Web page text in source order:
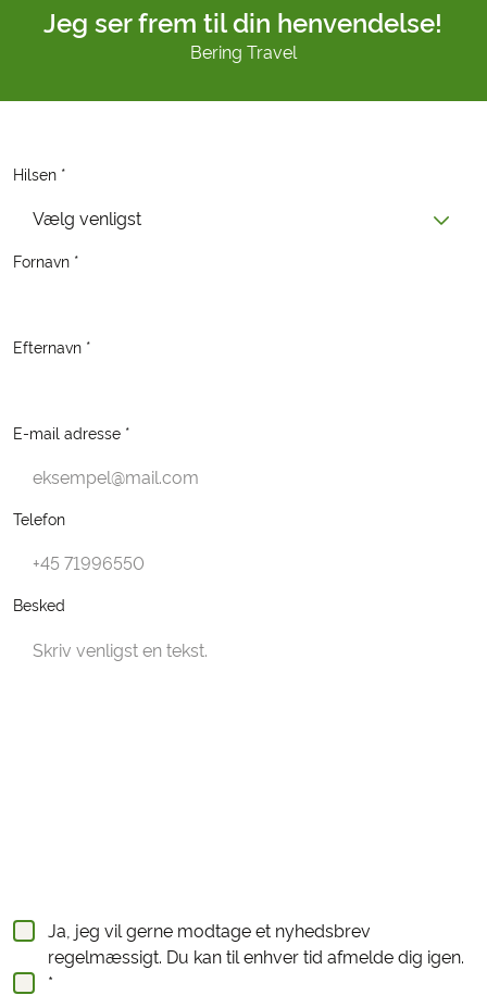
Jeg ser frem til din henvendelse!
Bering Travel
Hilsen *
Vælg venligst
Fornavn *
Efternavn *
E-mail adresse *
Telefon
Besked
Ja, jeg vil gerne modtage et nyhedsbrev
regelmæssigt. Du kan til enhver tid afmelde dig igen.
*